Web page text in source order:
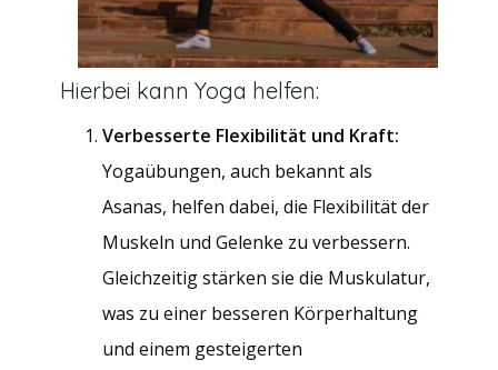
Hierbei kann Yoga helfen:
Verbesserte Flexibilität und Kraft:
Yogaübungen, auch bekannt als
Asanas, helfen dabei, die Flexibilität der
Muskeln und Gelenke zu verbessern.
Gleichzeitig stärken sie die Muskulatur,
was zu einer besseren Körperhaltung
und einem gesteigerten